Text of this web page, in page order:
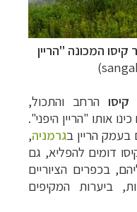
קיסו המכונה "הריין
קיסו הרחב והתכול,
אותו "הריין היפני".
בעמק הריין בגרמניה,
דומים להפליא, גם
בכפרים הציוריים
ביערות המקיפים